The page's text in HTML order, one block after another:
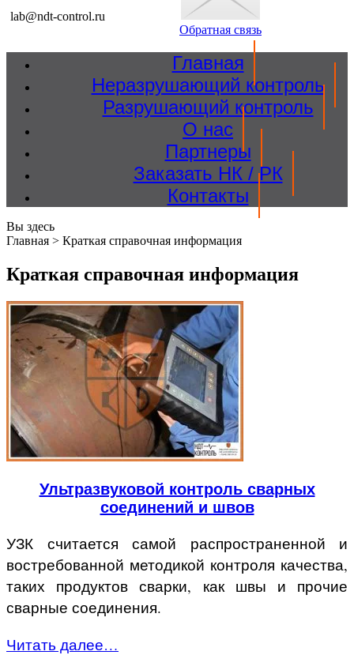
lab@ndt-control.ru
Обратная связь
Главная
Неразрушающий контроль
Разрушающий контроль
О нас
Партнеры
Заказать НК / РК
Контакты
Вы здесь
Главная > Краткая справочная информация
Краткая справочная информация
Ультразвуковой контроль сварных
соединений и швов
УЗК считается самой распространенной и
востребованной методикой контроля качества,
таких продуктов сварки, как швы и прочие
сварные соединения.
Читать далее…